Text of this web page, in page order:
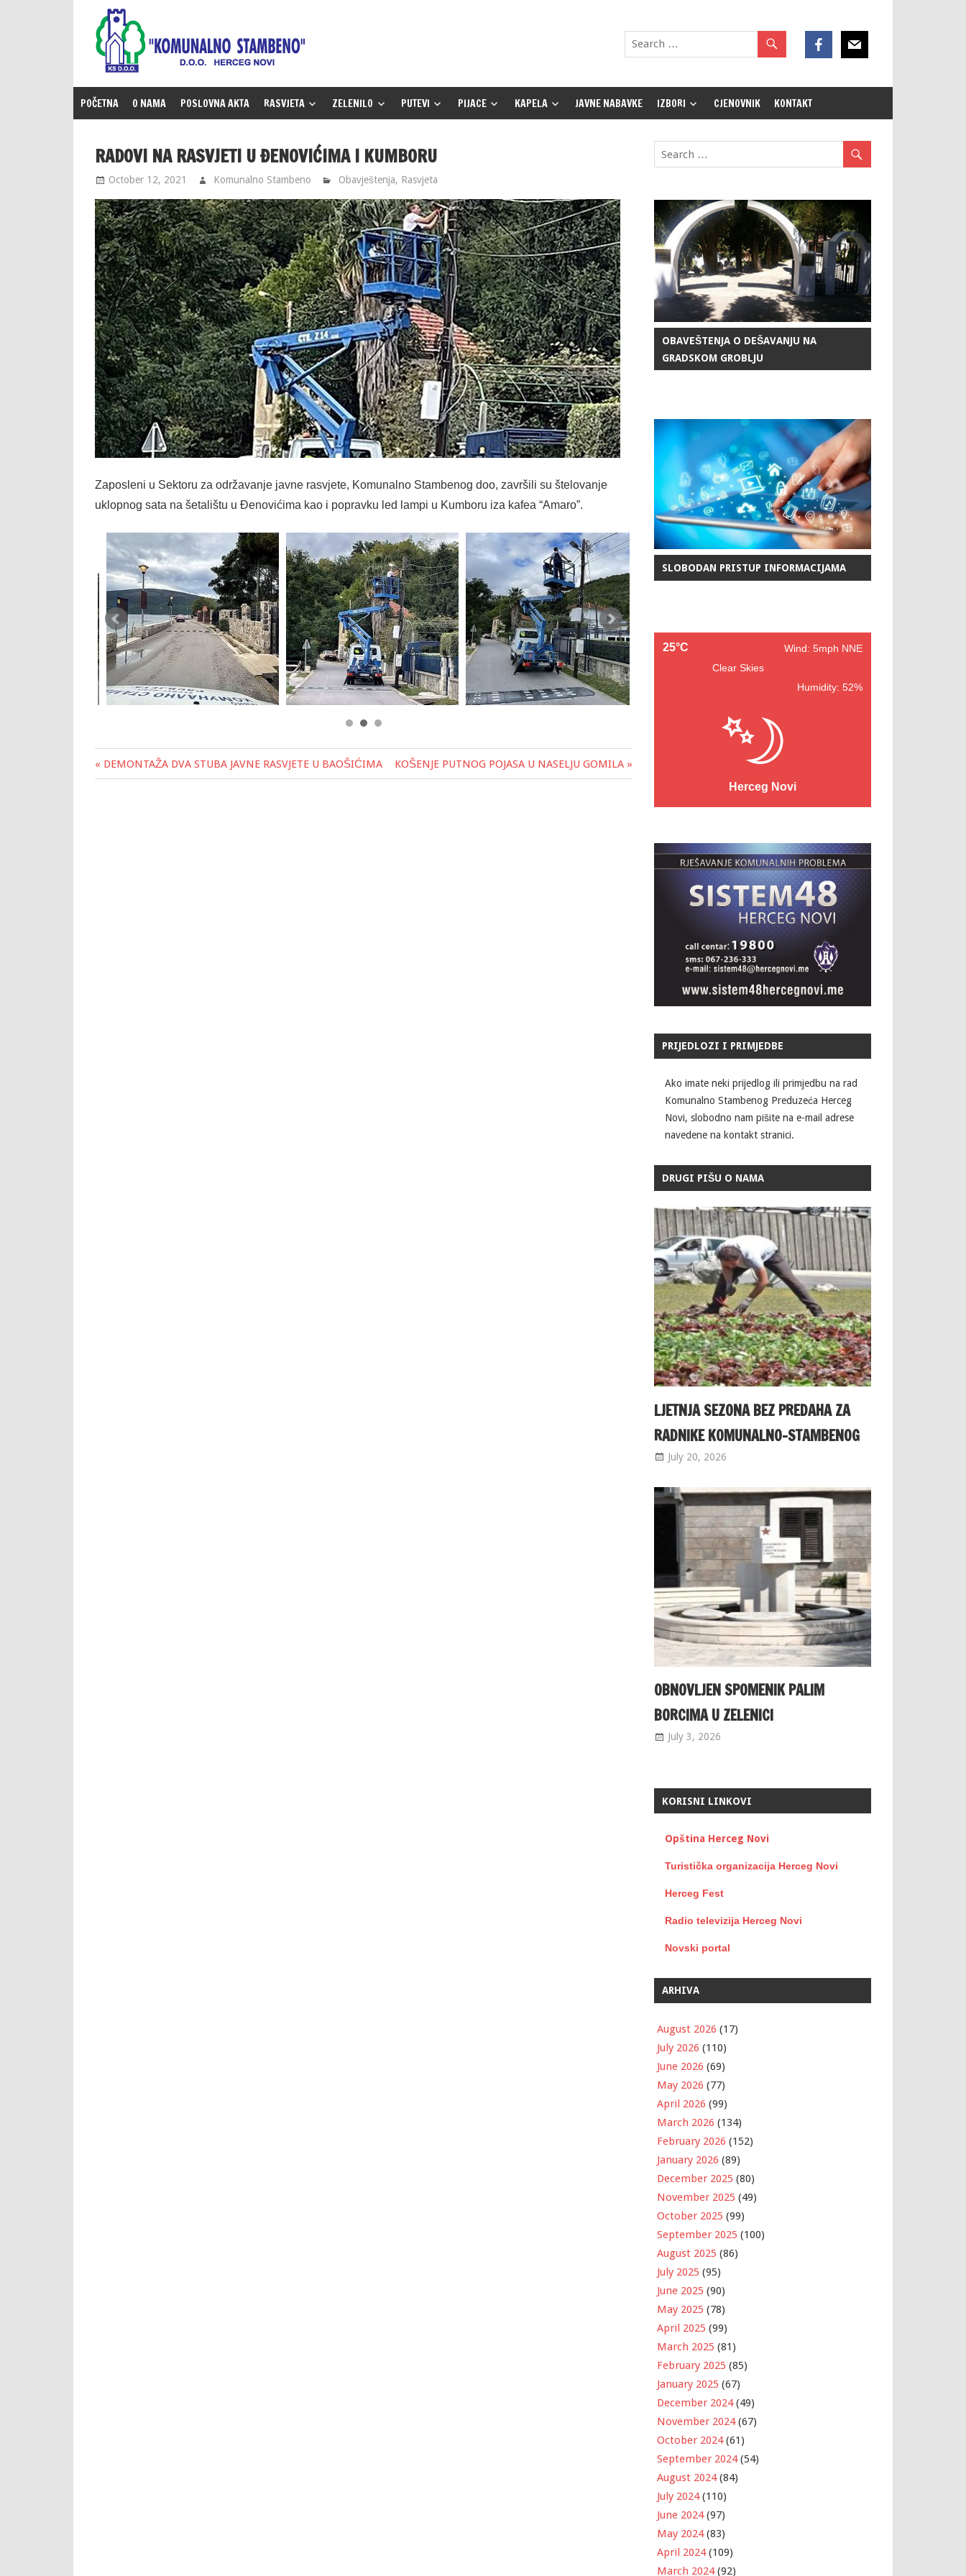
content
POČETNA O NAMA POSLOVNA AKTA RASVJETA ZELENILO PUTEVI PIJACE KAPELA JAVNE NABAVKE IZBORI CJENOVNIK KONTAKT
RADOVI NA RASVJETI U ĐENOVIĆIMA I KUMBORU
October 12, 2021 Komunalno Stambeno Obavještenja, Rasvjeta
Zaposleni u Sektoru za održavanje javne rasvjete, Komunalno Stambenog doo, završili su štelovanje
uklopnog sata na šetalištu u Đenovićima kao i popravku led lampi u Kumboru iza kafea “Amaro”.
Post
« DEMONTAŽA DVA STUBA JAVNE RASVJETE U BAOŠIĆIMA KOŠENJE PUTNOG POJASA U NASELJU GOMILA »
OBAVEŠTENJA O DEŠAVANJU NA
GRADSKOM GROBLJU
SLOBODAN PRISTUP INFORMACIJAMA
25°C
Wind: 5mph NNE
Clear Skies
Humidity: 52%
Herceg Novi
PRIJEDLOZI I PRIMJEDBE
Ako imate neki prijedlog ili primjedbu na rad
Komunalno Stambenog Preduzeća Herceg
Novi, slobodno nam pišite na e-mail adrese
navedene na kontakt stranici.
DRUGI PIŠU O NAMA
LJETNJA SEZONA BEZ PREDAHA ZA
RADNIKE KOMUNALNO-STAMBENOG
July 20, 2026
OBNOVLJEN SPOMENIK PALIM
BORCIMA U ZELENICI
July 3, 2026
KORISNI LINKOVI
Opština Herceg Novi
Turistička organizacija Herceg Novi
Herceg Fest
Radio televizija Herceg Novi
Novski portal
ARHIVA
August 2026 (17)
July 2026 (110)
June 2026 (69)
May 2026 (77)
April 2026 (99)
March 2026 (134)
February 2026 (152)
January 2026 (89)
December 2025 (80)
November 2025 (49)
October 2025 (99)
September 2025 (100)
August 2025 (86)
July 2025 (95)
June 2025 (90)
May 2025 (78)
April 2025 (99)
March 2025 (81)
February 2025 (85)
January 2025 (67)
December 2024(49)
November 2024(67)
October 2024(61)
September 2024(54)
August 2024(84)
July 2024(110)
June 2024(97)
May 2024(83)
April 2024(109)
March 2024(92)